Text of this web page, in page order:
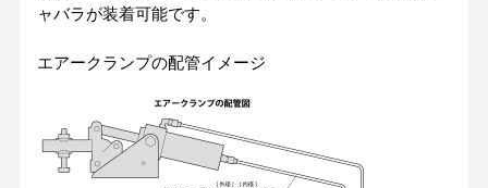
ャバラが装着可能です。
エアークランプの配管イメージ